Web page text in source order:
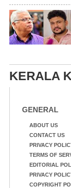
KERALA
GENERAL
ABOUT US
CONTACT US
PRIVACY
TERMS OF
EDITORIAL
PRIVACY
COPYRIGHT